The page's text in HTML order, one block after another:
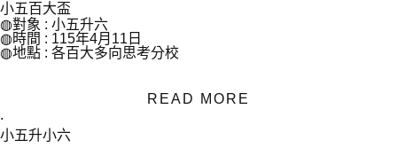
小五百大盃
◍對象 : 小五升六
◍時間 : 115年4月11日
◍地點 : 各百大多向思考分校
READ MORE
.
小五升小六